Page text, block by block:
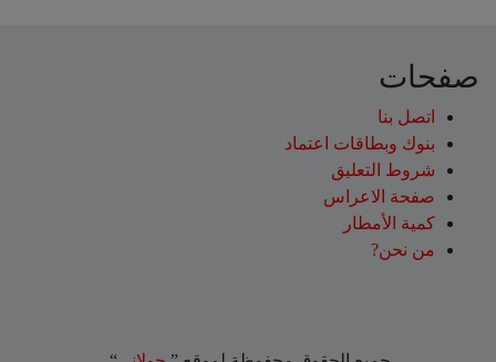
صفحات
اتصل بنا
بنوك وبطاقات اعتماد
شروط التعليق‎
صفحة الاعراس
كمية الأمطار
من نحن?